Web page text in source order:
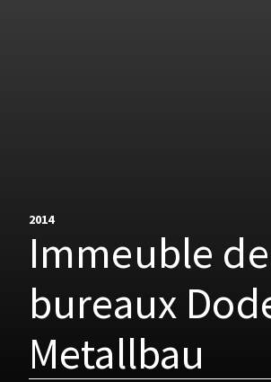
2014
Immeuble de
bureaux
Metallbau